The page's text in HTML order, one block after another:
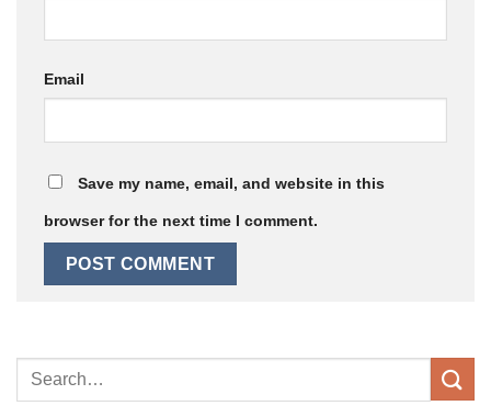
Email
Save my name, email, and website in this
browser for the next time I comment.